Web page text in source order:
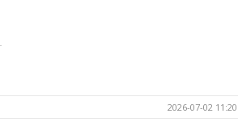
2026-07-02 11:20